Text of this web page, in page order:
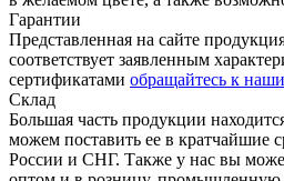
Гарантии
Представленная на сайте
соответствует заявленным
сертификатами обращайтесь к
Склад
Большая часть продукции
можем поставить ее в кратчайшие
России и СНГ. Также у нас вы